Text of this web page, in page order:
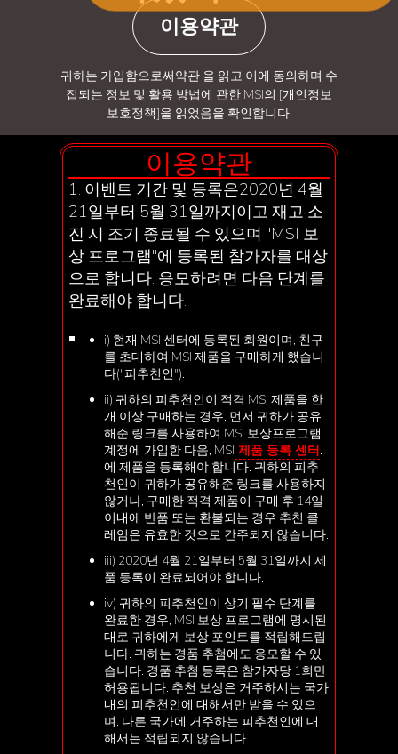
이용약관
귀하는 가입함으로써약관 을 읽고 이에 동의하며 수
집되는 정보 및 활용 방법에 관한 MSI의 [개인정보
보호정책]을 읽었음을 확인합니다.
이용약관
1. 이벤트 기간 및 등록은2020년 4월
21일부터 5월 31일까지이고 재고 소
진 시 조기 종료될 수 있으며 "MSI 보
상 프로그램"에 등록된 참가자를 대상
으로 합니다. 응모하려면 다음 단계를
완료해야 합니다.
i) 현재 MSI 센터에 등록된 회원이며, 친구
를 초대하여 MSI 제품을 구매하게 했습니
다("피추천인").
ii) 귀하의 피추천인이 적격 MSI 제품을 한
개 이상 구매하는 경우, 먼저 귀하가 공유
해준 링크를 사용하여 MSI 보상프로그램
계정에 가입한 다음, MSI 제품 등록 센터.
에 제품을 등록해야 합니다. 귀하의 피추
천인이 귀하가 공유해준 링크를 사용하지
않거나, 구매한 적격 제품이 구매 후 14일
이내에 반품 또는 환불되는 경우 추천 클
레임은 유효한 것으로 간주되지 않습니다.
iii) 2020년 4월 21일부터 5월 31일까지 제
품 등록이 완료되어야 합니다.
iv) 귀하의 피추천인이 상기 필수 단계를
완료한 경우, MSI 보상 프로그램에 명시된
대로 귀하에게 보상 포인트를 적립해드립
니다. 귀하는 경품 추첨에도 응모할 수 있
습니다. 경품 추첨 등록은 참가자당 1회만
허용됩니다. 추천 보상은 거주하시는 국가
내의 피추천인에 대해서만 받을 수 있으
며, 다른 국가에 거주하는 피추천인에 대
해서는 적립되지 않습니다.